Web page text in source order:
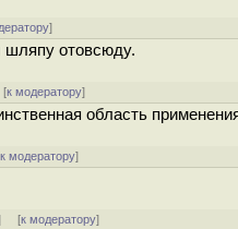
]
отовсюду.
к модератору]
область
к модератору]
[к модератору]